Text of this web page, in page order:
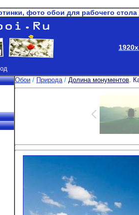
фото обои для рабочего
Обои / Природа/ Долина монументов.